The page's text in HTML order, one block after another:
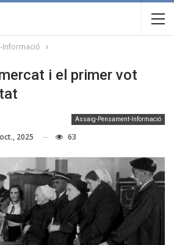
Informació
i el primer vot
Assaig-Pensament-Informació
2025 63